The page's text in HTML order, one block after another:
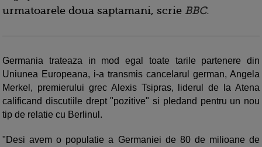
urmatoarele doua saptamani, scrie BBC.
Germania trateaza in mod egal toate tarile partenere din
Uniunea Europeana, i-a transmis cancelarul german, Angela
Merkel, premierului grec Alexis Tsipras, liderul de la Atena
calificand discutiile drept "pozitive" si pledand pentru un nou
tip de relatie cu Berlinul.
"Desi avem o populatie a Germaniei de 80 de milioane de